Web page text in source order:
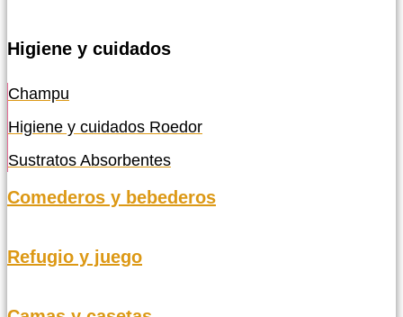
Higiene y cuidados
Champu
Higiene y cuidados Roedor
Sustratos Absorbentes
Comederos y bebederos
Refugio y juego